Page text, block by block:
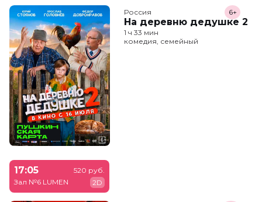
Россия
На деревню дедушке 2
6+
1 ч 33 мин
комедия, семейный
17:05
Зал №6 LUMEN
520 руб.
2D